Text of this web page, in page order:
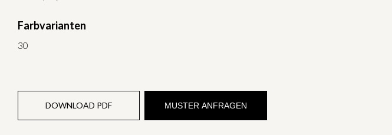
Farbvarianten
30
DOWNLOAD PDF MUSTER ANFRAGEN